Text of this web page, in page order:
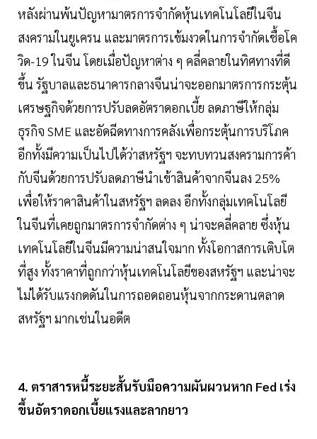
หลังผ่านพ้นปัญหามาตรการจำกัดหุ้นเทคโนโลยีในจีน
สงครามในยูเครน และมาตรการเข้มงวดในการจำกัดเชื้อโค
วิด-19 ในจีน โดยเมื่อปัญหาต่าง ๆ คลี่คลายในทิศทางที่ดี
ขึ้น รัฐบาลและธนาคารกลางจีนน่าจะออกมาตรการกระตุ้น
เศรษฐกิจด้วยการปรับลดอัตราดอกเบี้ย ลดภาษีให้กลุ่ม
ธุรกิจ SME และอัดฉีดทางการคลังเพื่อกระตุ้นการบริโภค
อีกทั้งมีความเป็นไปได้ว่าสหรัฐฯ จะทบทวนสงครามการค้า
กับจีนด้วยการปรับลดภาษีนำเข้าสินค้าจากจีนลง 25%
เพื่อให้ราคาสินค้าในสหรัฐฯ ลดลง อีกทั้งกลุ่มเทคโนโลยี
ในจีนที่เคยถูกมาตรการจำกัดต่าง ๆ น่าจะคลี่คลาย ซึ่งหุ้น
เทคโนโลยีในจีนมีความน่าสนใจมาก ทั้งโอกาสการเติบโต
ที่สูง ทั้งราคาที่ถูกกว่าหุ้นเทคโนโลยีของสหรัฐฯ และน่าจะ
ไม่ได้รับแรงกดดันในการถอดถอนหุ้นจากกระดานตลาด
สหรัฐฯ มากเช่นในอดีต
4. ตราสารหนี้ระยะสั้นรับมือความผันผวนหาก Fed เร่ง
ขึ้นอัตราดอกเบี้ยแรงและลากยาว